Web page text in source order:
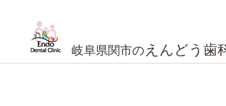
岐阜県関市の えんどう歯